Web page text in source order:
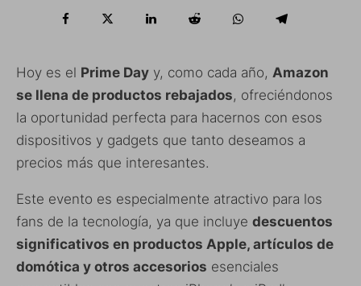
Hoy es el Prime Day y, como cada año, Amazon
se llena de productos rebajados, ofreciéndonos
la oportunidad perfecta para hacernos con esos
dispositivos y gadgets que tanto deseamos a
precios más que interesantes.
Este evento es especialmente atractivo para los
fans de la tecnología, ya que incluye descuentos
significativos en productos Apple, artículos de
domótica y otros accesorios esenciales